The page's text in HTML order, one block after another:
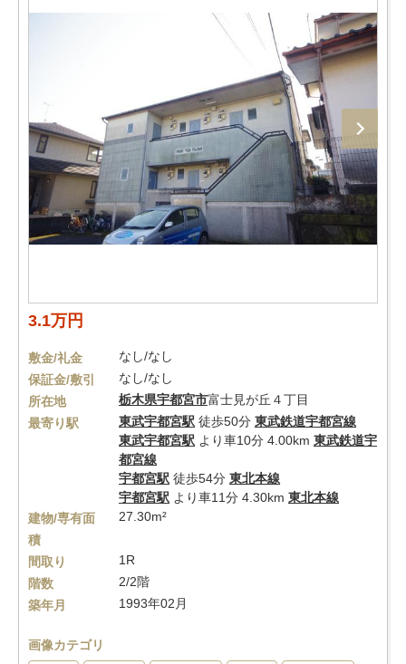
3.1万円
敷金/礼金
なし/なし
保証金/敷引
なし/なし
所在地
栃木県宇都宮市富士見が丘４丁目
最寄り駅
東武宇都宮駅 徒歩50分 東武鉄道宇都宮線
東武宇都宮駅 より車10分 4.00km 東武鉄道宇
都宮線
宇都宮駅 徒歩54分 東北本線
宇都宮駅 より車11分 4.30km 東北本線
建物/専有面
積
27.30m²
間取り
1R
階数
2/2階
築年月
1993年02月
画像カテゴリ